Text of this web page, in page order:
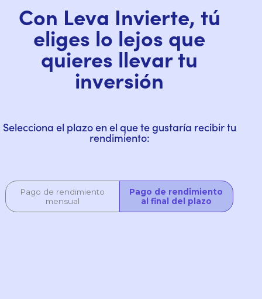
Con Leva Invierte, tú
eliges lo lejos que
quieres llevar tu
inversión
Selecciona el plazo en el que te gustaría recibir tu
rendimiento: